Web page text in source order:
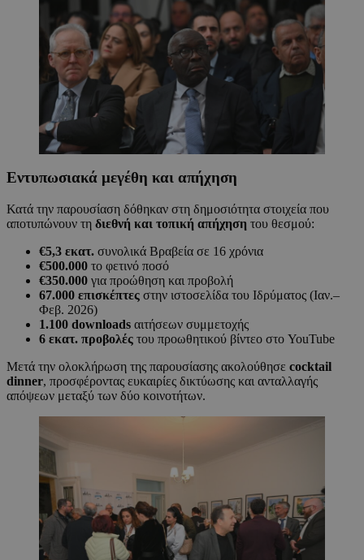
Εντυπωσιακά μεγέθη και απήχηση
Κατά την παρουσίαση δόθηκαν στη δημοσιότητα στοιχεία που
αποτυπώνουν τη διεθνή και τοπική απήχηση του θεσμού:
€5,3 εκατ. συνολικά Βραβεία σε 16 χρόνια
€500.000 το φετινό ποσό
€350.000 για προώθηση και προβολή
67.000 επισκέπτες στην ιστοσελίδα του Ιδρύματος (Ιαν.–
Φεβ. 2026)
1.100 downloads αιτήσεων συμμετοχής
6 εκατ. προβολές του προωθητικού βίντεο στο YouTube
Μετά την ολοκλήρωση της παρουσίασης ακολούθησε cocktail
dinner, προσφέροντας ευκαιρίες δικτύωσης και ανταλλαγής
απόψεων μεταξύ των δύο κοινοτήτων.